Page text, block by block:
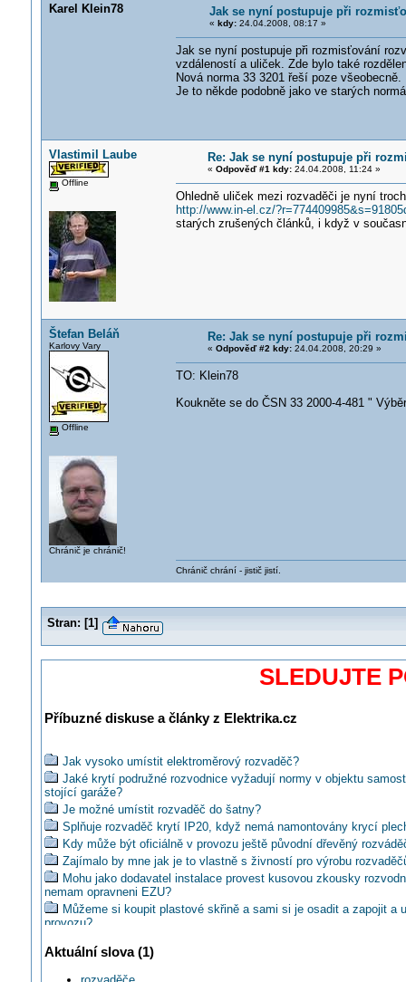
Karel Klein78
Jak se nyní postupuje při
« kdy:24.04.2008, 08:17 »
Jak se nyní postupuje při rozmisťování
vzdáleností a uliček. Zde bylo také
Nová norma 33 3201 řeší poze všeobecně.
Je to někde podobně jako ve starých
Vlastimil Laube
Offline
Re: Jak se nyní postupuje při
« Odpověď #1 kdy:24.04.2008, 11:24 »
Ohledně uliček mezi rozvaděči je nyní
http://www.in-el.cz/
starých zrušených článků, i když v
Štefan Beláň
Karlovy Vary
Offline
Chránič je chránič!
Re: Jak se nyní postupuje při
« Odpověď #2 kdy:24.04.2008, 20:29 »
TO: Klein78
Koukněte se do ČSN 33 2000-4-481 "
Chránič chrání - jistič jistí.
Stran: [1]
SLEDUJTE
Příbuzné diskuse a články z Elektrika.cz
Jak vysoko umístit elektroměrový rozvaděč?
Jaké krytí podružné rozvodnice vyžadují normy v objektu
stojící garáže?
Je možné umístit rozvaděč do šatny?
Splňuje rozvaděč krytí IP20, když nemá namontovány krycí
Kdy může být oficiálně v provozu ještě původní dřevěný
Zajímalo by mne jak je to vlastně s živností pro výrobu
Mohu jako dodavatel instalace provest kusovou zkousky
nemam opravneni EZU?
Můžeme si koupit plastové skřině a sami si je osadit a zapojit a
provozu?
1000 V" je v tento cinnosti obsiahnuta aj vyroba rozvadzacov?
Aktuální slova (1)